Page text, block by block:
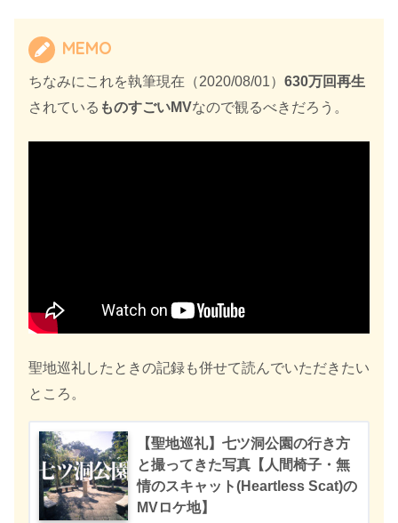
MEMO
ちなみにこれを執筆現在（2020/08/01） 630万回再生
されている ものすごいMVなので観るべきだろう。
聖地巡礼したときの記録も併せて読んでいただきたい
ところ。
【聖地巡礼】七ツ洞公園の行き方
と撮ってきた写真【人間椅子・無
情のスキャット(Heartless Scat)の
MVロケ地】